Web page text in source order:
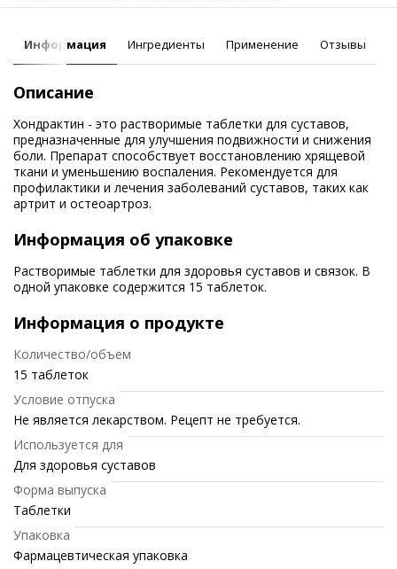
Информация Ингредиенты Применение Отзывы
Описание
Хондрактин - это растворимые таблетки для суставов,
предназначенные для улучшения подвижности и снижения
боли. Препарат способствует восстановлению хрящевой
ткани и уменьшению воспаления. Рекомендуется для
профилактики и лечения заболеваний суставов, таких как
артрит и остеоартроз.
Информация об упаковке
Растворимые таблетки для здоровья суставов и связок. В
одной упаковке содержится 15 таблеток.
Информация о продукте
Количество/объем
15 таблеток
Условие отпуска
Не является лекарством. Рецепт не требуется.
Используется для
Для здоровья суставов
Форма выпуска
Таблетки
Упаковка
Фармацевтическая упаковка